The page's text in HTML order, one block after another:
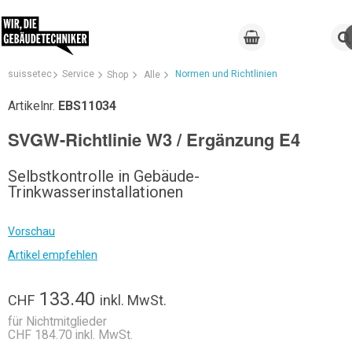
suissetec Service Shop Alle Normen und Richtlinien
Artikelnr. EBS11034
SVGW-Richtlinie W3 / Ergänzung E4
Selbstkontrolle in Gebäude-
Trinkwasserinstallationen
Vorschau
Artikel empfehlen
CHF 133.40 inkl. MwSt.
für Nichtmitglieder
CHF 184.70 inkl. MwSt.